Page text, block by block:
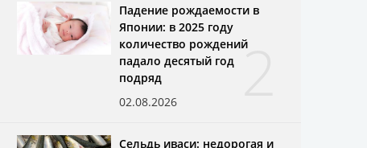
2
Падение рождаемости в
Японии: в 2025 году
количество рождений
падало десятый год
подряд
02.08.2026
Сельдь иваси: недорогая и